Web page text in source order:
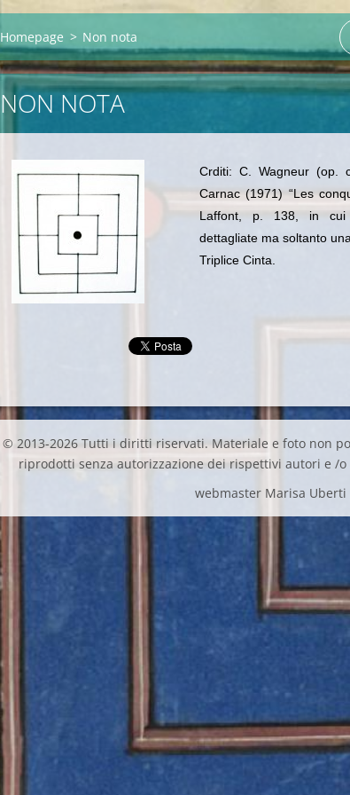
Homepage > Non nota
NON NOTA
Crditi: C. Wagneur (op.
Carnac (1971) “Les
Laffont, p. 138, in cui
dettagliate ma soltanto
Triplice Cinta.
© 2013-2026 Tutti i diritti riservati. Materiale e foto non
riprodotti senza autorizzazione dei rispettivi autori e /
webmaster Marisa Uberti